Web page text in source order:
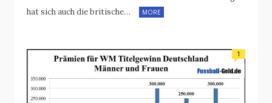
hat sich auch die britische…
MORE
1